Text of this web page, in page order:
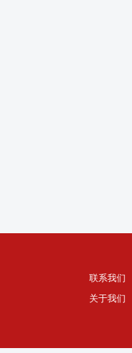
联系我们
关于我们